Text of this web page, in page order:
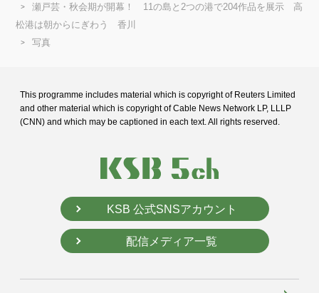
瀬戸芸・秋会期が開幕！ 11の島と2つの港で204作品を展示 高
松港は朝からにぎわう 香川
写真
This programme includes material which is copyright of Reuters Limited
and other material which is copyright of Cable News Network LP, LLLP
(CNN) and which may be captioned in each text. All rights reserved.
KSB 公式SNSアカウント
配信メディア一覧